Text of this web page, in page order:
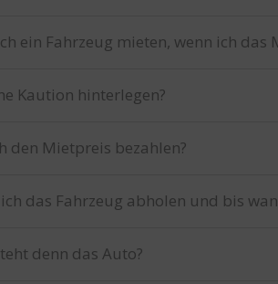
ein Fahrzeug mieten, wenn ich
Kaution hinterlegen?
den Mietpreis bezahlen?
das Fahrzeug abholen und bis
denn das Auto?